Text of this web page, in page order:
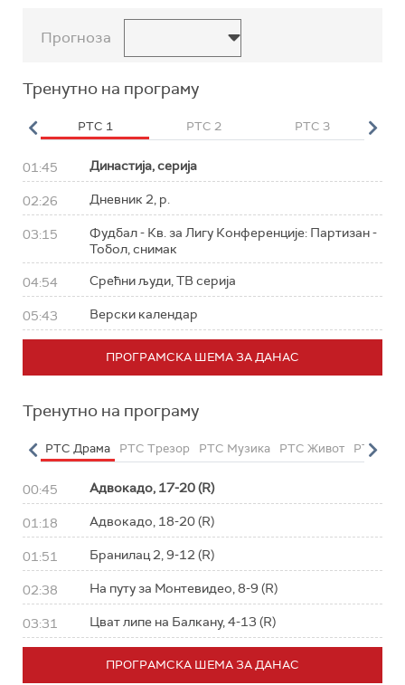
Прогноза
Тренутно на програму
РТС 1 РТС 2 РТС 3
01:45 Династија, серија
02:26 Дневник 2, р.
03:15
Фудбал - Кв. за Лигу Конференције: Партизан -
Тобол, снимак
04:54 Срећни људи, ТВ серија
05:43 Верски календар
ПРОГРАМСКА ШЕМА ЗА ДАНАС
Тренутно на програму
РТС Драма РТС Трезор РТС Музика РТС Живот РТС
00:45 Адвокадо, 17-20 (R)
01:18 Адвокадо, 18-20 (R)
01:51 Бранилац 2, 9-12 (R)
02:38 На путу за Монтевидео, 8-9 (R)
03:31 Цват липе на Балкану, 4-13 (R)
ПРОГРАМСКА ШЕМА ЗА ДАНАС